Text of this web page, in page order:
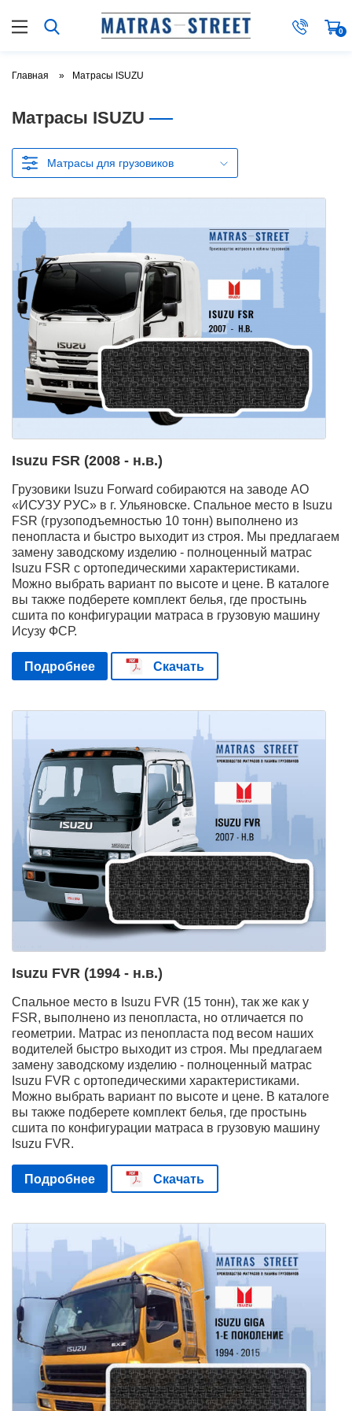
0
Главная Матрасы ISUZU
Матрасы ISUZU
Матрасы для грузовиков
Isuzu FSR (2008 - н.в.)
Грузовики Isuzu Forward собираются на заводе АО
«ИСУЗУ РУС» в г. Ульяновске. Спальное место в Isuzu
FSR (грузоподъемностью 10 тонн) выполнено из
пенопласта и быстро выходит из строя. Мы предлагаем
замену заводскому изделию - полноценный матрас
Isuzu FSR с ортопедическими характеристиками.
Можно выбрать вариант по высоте и цене. В каталоге
вы также подберете комплект белья, где простынь
сшита по конфигурации матраса в грузовую машину
Исузу ФСР.
Подробнее Скачать
Isuzu FVR (1994 - н.в.)
Спальное место в Isuzu FVR (15 тонн), так же как у
FSR, выполнено из пенопласта, но отличается по
геометрии. Матрас из пенопласта под весом наших
водителей быстро выходит из строя. Мы предлагаем
замену заводскому изделию - полноценный матрас
Isuzu FVR с ортопедическими характеристиками.
Можно выбрать вариант по высоте и цене. В каталоге
вы также подберете комплект белья, где простынь
сшита по конфигурации матраса в грузовую машину
Isuzu FVR.
Подробнее Скачать